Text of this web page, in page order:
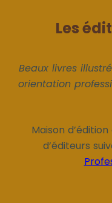
Les
Beaux livres
orientation
Maison
d’éditeurs